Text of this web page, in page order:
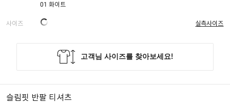
01 화이트
사이즈 실측사이즈
슬림핏 반팔 티셔츠